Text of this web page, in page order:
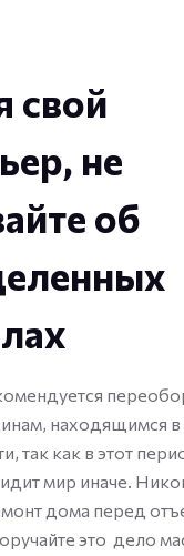
свой
не
об
находящимся в
так как в этот
мир иначе.
дома перед
это дело